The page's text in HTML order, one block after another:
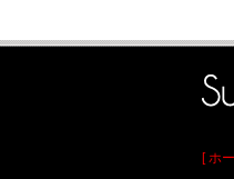
[ ホ